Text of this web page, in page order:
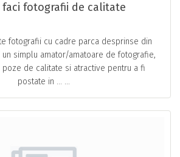
faci fotografii de calitate
fotografii cu cadre parca desprinse din
un simplu amator/amatoare de fotografie,
de calitate si atractive pentru a fi
postate in … ...